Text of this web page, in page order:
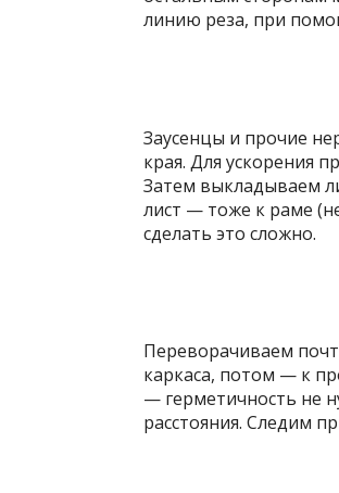
линию реза, при
Заусенцы и прочие
края. Для ускорения
Затем выкладываем
лист — тоже к раме
сделать это сложно.
Переворачиваем
каркаса, потом — к
— герметичность не
расстояния. Следим